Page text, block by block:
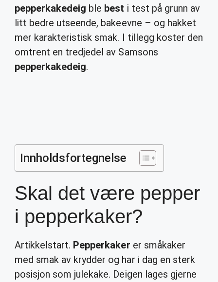
pepperkakedeig ble best i test på grunn av
litt bedre utseende, bakeevne – og hakket
mer karakteristisk smak. I tillegg koster den
omtrent en tredjedel av Samsons
pepperkakedeig.
Innholdsfortegnelse
Skal det være pepper
i pepperkaker?
Artikkelstart. Pepperkaker er småkaker
med smak av krydder og har i dag en sterk
posisjon som julekake. Deigen lages gjerne